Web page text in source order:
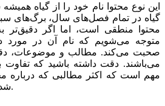
این نوع محتوا نام خود را از گیاه
گیاه در تمام فصل‌های سال، برگ‌های
محتوا منطقی است، اما اگر دقیق‌تر
متوجه می‌شویم که نام آن در مورد
صحبت می‌کند. مطالب و موضوعات،
می‌باشند. دقت داشته باشید که تفاوت
مهم است که اکثر مطالبی که درباره
شده‌اند، به آن اشاره‌ای ندارند.